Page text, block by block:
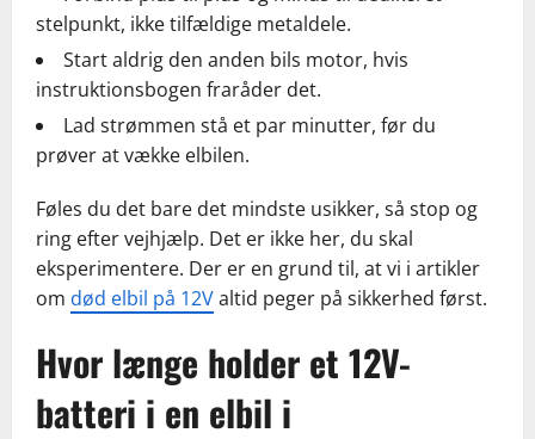
stelpunkt, ikke tilfældige metaldele.
Start aldrig den anden bils motor, hvis
instruktionsbogen fraråder det.
Lad strømmen stå et par minutter, før du
prøver at vække elbilen.
Føles du det bare det mindste usikker, så stop og
ring efter vejhjælp. Det er ikke her, du skal
eksperimentere. Der er en grund til, at vi i artikler
om død elbil på 12Valtid peger på sikkerhed først.
Hvor længe holder et 12V-
batteri i en elbil i